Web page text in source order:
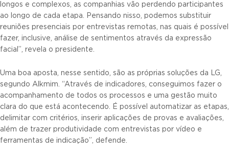
longos e complexos, as companhias vão perdendo participantes
ao longo de cada etapa. Pensando nisso, podemos substituir
reuniões presenciais por entrevistas remotas, nas quais é possível
fazer, inclusive, análise de sentimentos através da expressão
facial”, revela o presidente.
Uma boa aposta, nesse sentido, são as próprias soluções da LG,
segundo Alkmim. “Através de indicadores, conseguimos fazer o
acompanhamento de todos os processos e uma gestão muito
clara do que está acontecendo. É possível automatizar as etapas,
delimitar com critérios, inserir aplicações de provas e avaliações,
além de trazer produtividade com entrevistas por vídeo e
ferramentas de indicação”, defende.